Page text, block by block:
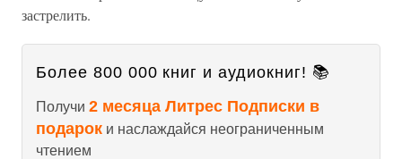
застрелить.
Более 800 000 книг и аудиокниг! 📚
Получи 2 месяца Литрес Подписки в
подарок и наслаждайся неограниченным
чтением